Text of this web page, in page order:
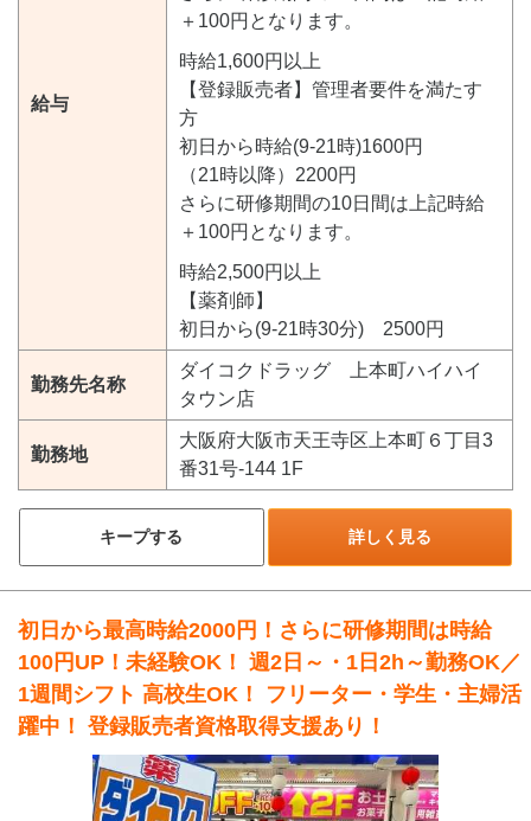
給与
＋100円となります。
時給1,600円以上
【登録販売者】管理者要件を満たす
方
初日から時給(9-21時)1600円
（21時以降）2200円
さらに研修期間の10日間は上記時給
＋100円となります。
時給2,500円以上
【薬剤師】
初日から(9-21時30分) 2500円
勤務先名称
ダイコクドラッグ 上本町ハイハイ
タウン店
勤務地
大阪府大阪市天王寺区上本町６丁目3
番31号-144 1F
キープする 詳しく見る
初日から最高時給2000円！さらに研修期間は時給
100円UP！未経験OK！ 週2日～・1日2h～勤務OK／
1週間シフト 高校生OK！ フリーター・学生・主婦活
躍中！ 登録販売者資格取得支援あり！